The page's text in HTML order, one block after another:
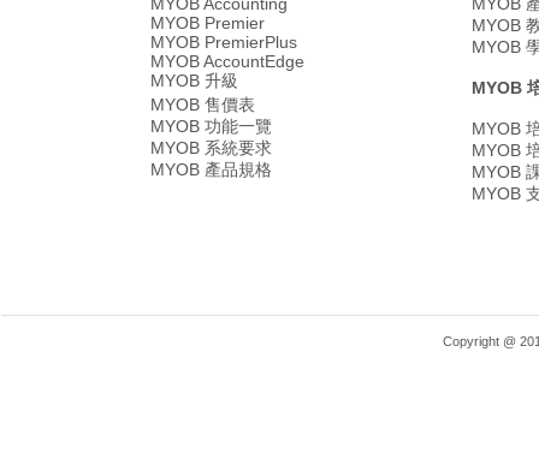
MYOB Premier
MYOB PremierPlus
MYOB AccountEdge
MYOB 升級
MYOB 售價表
MYOB 功能一覽
MYOB 系統要求
MYOB 產品規格
MYOB
MYOB
MYOB
MYOB
MYOB
MYOB
MYOB
Copyright @